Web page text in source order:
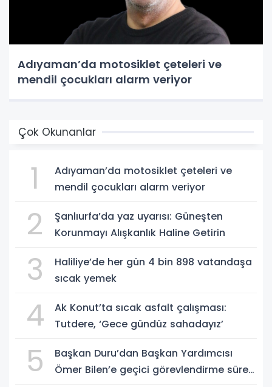
Adıyaman’da motosiklet çeteleri ve
mendil çocukları alarm veriyor
Çok Okunanlar
1
Adıyaman’da motosiklet çeteleri ve
mendil çocukları alarm veriyor
2
Şanlıurfa’da yaz uyarısı: Güneşten
Korunmayı Alışkanlık Haline Getirin
3
Haliliye’de her gün 4 bin 898 vatandaşa
sıcak yemek
4
Ak Konut’ta sıcak asfalt çalışması:
Tutdere, ‘Gece gündüz sahadayız’
5
Başkan Duru’dan Başkan Yardımcısı
Ömer Bilen’e geçici görevlendirme süreci